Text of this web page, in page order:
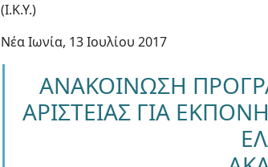
(Ι.Κ.Υ.)
Νέα Ιωνία, 13 Ιουλίου 2017
ΑΝΑΚΟΙΝΩΣΗ
ΑΡΙΣΤΕΙΑΣ ΓΙΑ